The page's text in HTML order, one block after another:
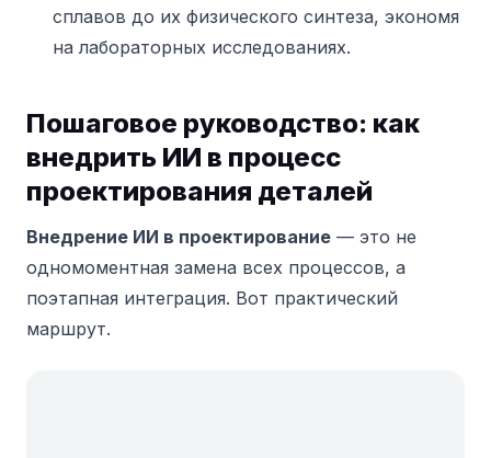
сплавов до их физического синтеза, экономя
на лабораторных исследованиях.
Пошаговое руководство: как
внедрить ИИ в процесс
проектирования деталей
Внедрение ИИ в проектирование — это не
одномоментная замена всех процессов, а
поэтапная интеграция. Вот практический
маршрут.